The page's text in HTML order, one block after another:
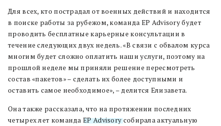
Для всех, кто пострадал от военных действий и находится
в поиске работы за рубежом, команда EP Advisory будет
проводить бесплатные карьерные консультации в
течение следующих двух недель. «В связи с обвалом курса
многим будет сложно оплатить наши услуги, поэтому на
прошлой неделе мы приняли решение пересмотреть
состав «пакетов» – сделать их более доступными и
оставить самое необходимое», – делится Елизавета.
Она также рассказала, что на протяжении последних
четырех лет командаEP Advisoryсобирала актуальную